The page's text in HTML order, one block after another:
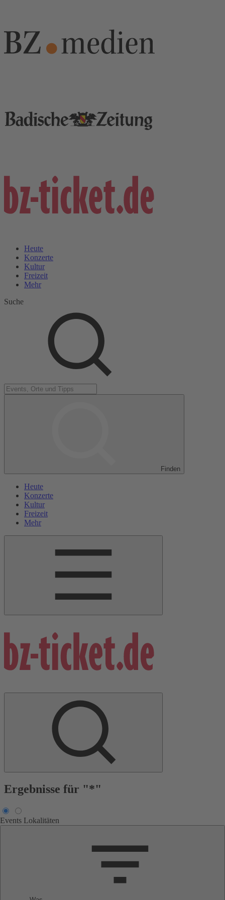
Heute
Konzerte
Kultur
Freizeit
Mehr
Suche
Finden
Heute
Konzerte
Kultur
Freizeit
Mehr
Ergebnisse für "*"
Events Lokalitäten